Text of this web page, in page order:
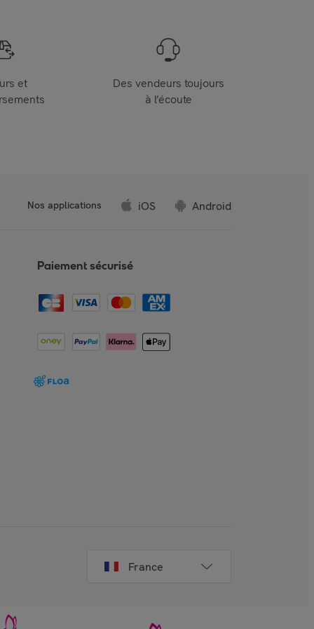
et
Des vendeurs toujours
à l’écoute
Nos applications iOS Android
Paiement sécurisé
France